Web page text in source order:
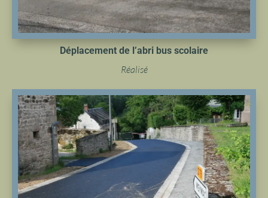
Déplacement de l’abri bus scolaire
Réalisé